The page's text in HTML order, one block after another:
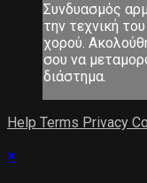
Συνδυασμός
την τεχνική
χορού.
σου να
διάστημα.
Help Terms Privacy
×